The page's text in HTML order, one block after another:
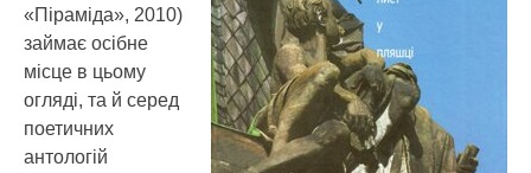
«Піраміда», 2010)
займає осібне
місце в цьому
огляді, та й серед
поетичних
антологій